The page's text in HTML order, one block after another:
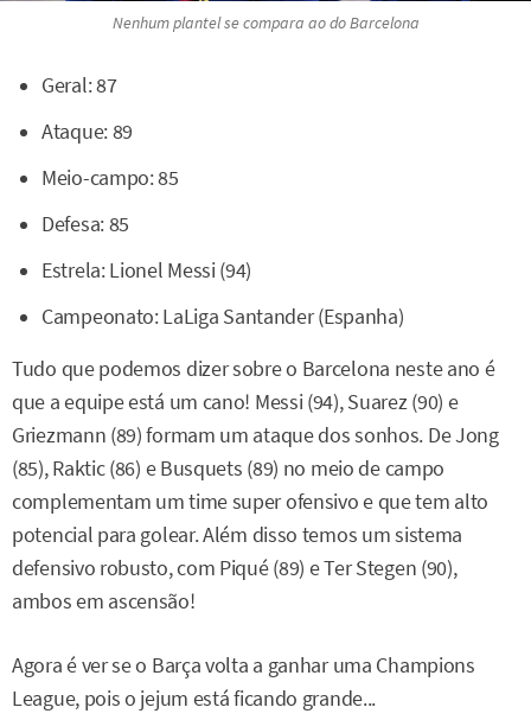
Nenhum plantel se compara ao do Barcelona
Geral: 87
Ataque: 89
Meio-campo: 85
Defesa: 85
Estrela: Lionel Messi (94)
Campeonato: LaLiga Santander (Espanha)
Tudo que podemos dizer sobre o Barcelona neste ano é
que a equipe está um cano! Messi (94), Suarez (90) e
Griezmann (89) formam um ataque dos sonhos. De Jong
(85), Raktic (86) e Busquets (89) no meio de campo
complementam um time super ofensivo e que tem alto
potencial para golear. Além disso temos um sistema
defensivo robusto, com Piqué (89) e Ter Stegen (90),
ambos em ascensão!
Agora é ver se o Barça volta a ganhar uma Champions
League, pois o jejum está ficando grande...